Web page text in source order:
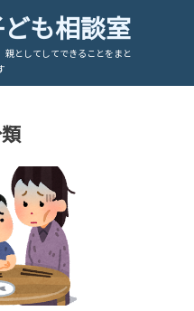
も相談室
親としてしてできることをまと